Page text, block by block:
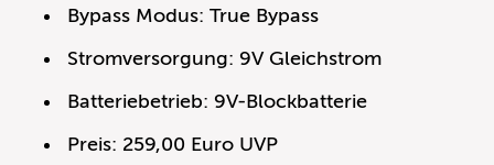
Bypass Modus: True Bypass
Stromversorgung: 9V Gleichstrom
Batteriebetrieb: 9V-Blockbatterie
Preis: 259,00 Euro UVP